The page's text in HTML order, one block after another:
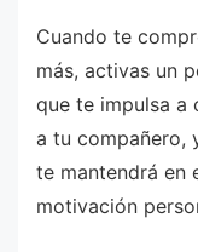
Cuando te
más, activas un
que te impulsa a
a tu compañero,
te mantendrá en
motivación